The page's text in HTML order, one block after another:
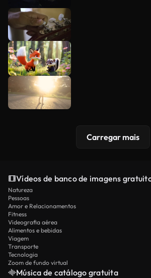
Carregar mais
Vídeos de banco de imagens
Natureza
Pessoas
Amor e Relacionamentos
Fitness
Videografia aérea
Alimentos e bebidas
Viagem
Transporte
Tecnologia
Zoom de fundo virtual
Música de catálogo gratuita